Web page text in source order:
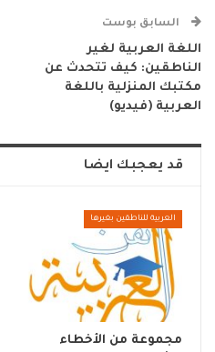
السابق بوست
اللغة العربية لغير
الناطقين: كيف تتحدث عن
مكتبك المنزلية باللغة
العربية (فيديو)
قد يعجبك ايضا
العربية للناطقين بغيرها
مجموعة من الأخطاء